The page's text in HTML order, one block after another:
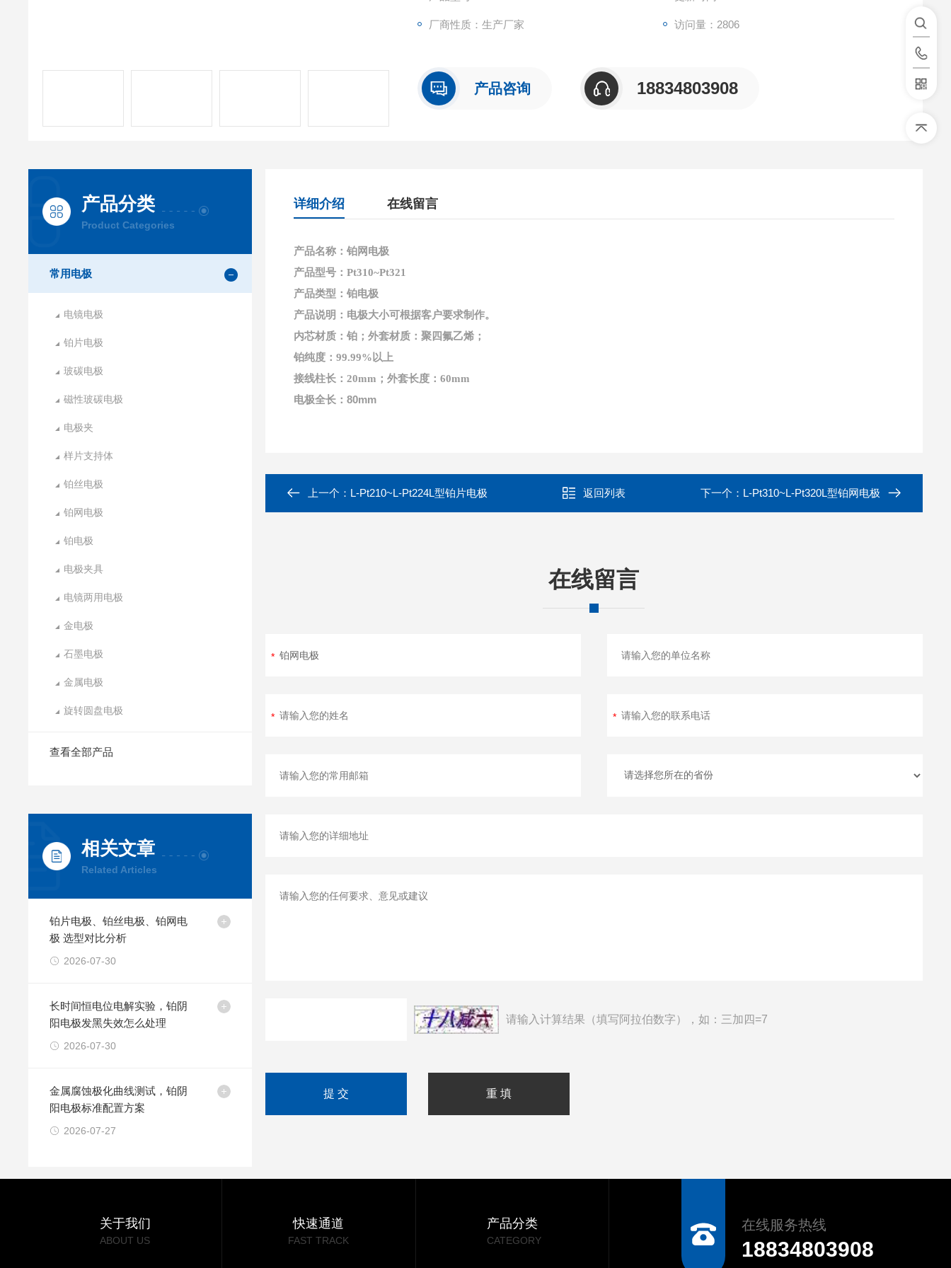
厂商性质：生产厂家 访问量：2806
产品咨询 18834803908
产品分类
Product Categories
常用电极
电镜电极
铂片电极
玻碳电极
磁性玻碳电极
电极夹
样片支持体
铂丝电极
铂网电极
铂电极
电极夹具
电镜两用电极
金电极
石墨电极
金属电极
旋转圆盘电极
查看全部产品
相关文章
Related Articles
铂片电极、铂丝电极、铂网电
极 选型对比分析
2026-07-30
长时间恒电位电解实验，铂阴
阳电极发黑失效怎么处理
2026-07-30
金属腐蚀极化曲线测试，铂阴
阳电极标准配置方案
2026-07-27
详细介绍 在线留言
产品名称：铂网电极
产品型号：Pt310~Pt321
产品类型：铂电极
产品说明：电极大小可根据客户要求制作。
内芯材质：铂；外套材质：聚四氟乙烯；
铂纯度：99.99%以上
接线柱长：20mm；外套长度：60mm
电极全长：80mm
上一个： L-Pt210~L-Pt224L型铂片电极 返回列表 下一个： L-Pt310~L-Pt320L型铂网电极
在线留言
请输入计算结果（填写阿拉伯数字），如：三加四=7
关于我们
ABOUT US
快速通道
FAST TRACK
产品分类
CATEGORY
在线服务热线
18834803908